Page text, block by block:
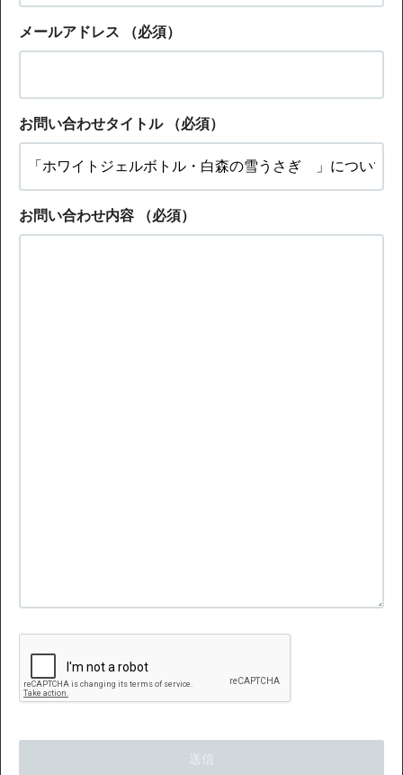
メールアドレス （必須）
お問い合わせタイトル （必須）
お問い合わせ内容 （必須）